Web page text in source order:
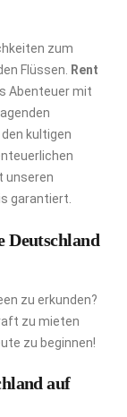
zum
Flüssen.
Rent
Abenteuer mit
kultigen
unseren
garantiert.
Deutschland
zu erkunden?
zu mieten
zu beginnen!
auf